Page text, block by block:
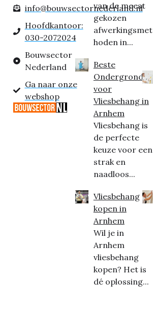
info@bouwsectornederland.nl
Hoofdkantoor:
030-2072024
Bouwsector
Nederland
Ga naar onze
webshop
van de meest
gekozen
afwerkingsmet
hoden in...
Beste
Ondergrond
voor
Vliesbehang in
Arnhem
Vliesbehang is
de perfecte
keuze voor een
strak en
naadloos...
Vliesbehang
kopen in
Arnhem
Wil je in
Arnhem
vliesbehang
kopen? Het is
dé oplossing...